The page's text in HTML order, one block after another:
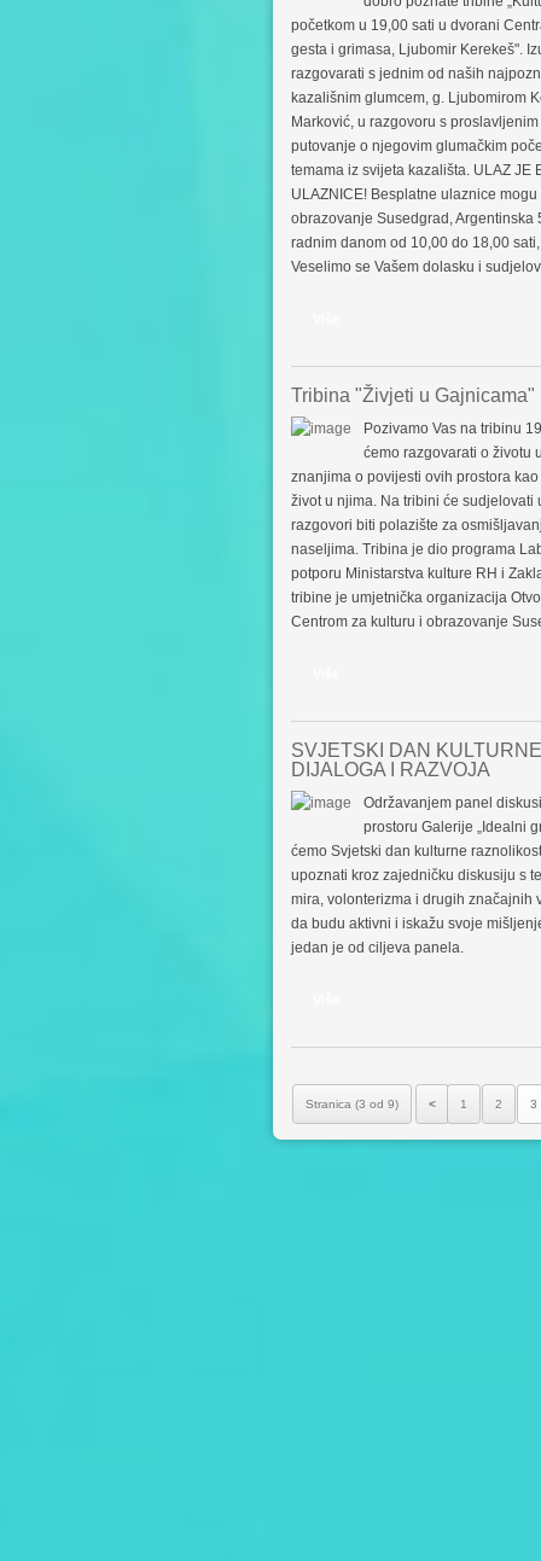
početkom u 19,00 sati u dvorani
gesta i grimasa, Ljubomir Kerekeš".
razgovarati s jednim od naših
kazališnim glumcem, g. Ljubomirom
Marković, u razgovoru s
putovanje o njegovim glumačkim
temama iz svijeta kazališta. ULAZ JE
ULAZNICE! Besplatne ulaznice
obrazovanje Susedgrad, Argentinska
radnim danom od 10,00 do 18,00
Veselimo se Vašem dolasku i
Tribina "Živjeti u Gajnicama"
Pozivamo Vas na tribinu
ćemo razgovarati o životu
znanjima o povijesti ovih prostora
život u njima. Na tribini će
razgovori biti polazište za
naseljima. Tribina je dio programa
potporu Ministarstva kulture RH i
tribine je umjetnička organizacija
Centrom za kulturu i obrazovanje
SVJETSKI DAN
DIJALOGA I RAZVOJA
Održavanjem panel
prostoru Galerije „Idealni
ćemo Svjetski dan kulturne
upoznati kroz zajedničku diskusiju s
mira, volonterizma i drugih značajnih
da budu aktivni i iskažu svoje
jedan je od ciljeva panela.
Stranica (3 od 9) < 1 2 3